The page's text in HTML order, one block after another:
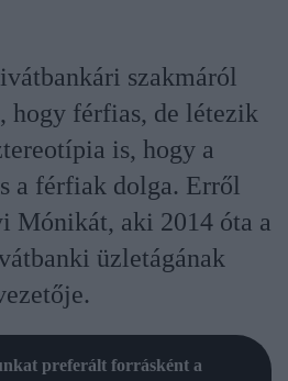
szakmáról
hogy férfias, de létezik
is, hogy a
a férfiak dolga. Erről
Mónikát, aki 2014 óta a
üzletágának
preferált forrásként a